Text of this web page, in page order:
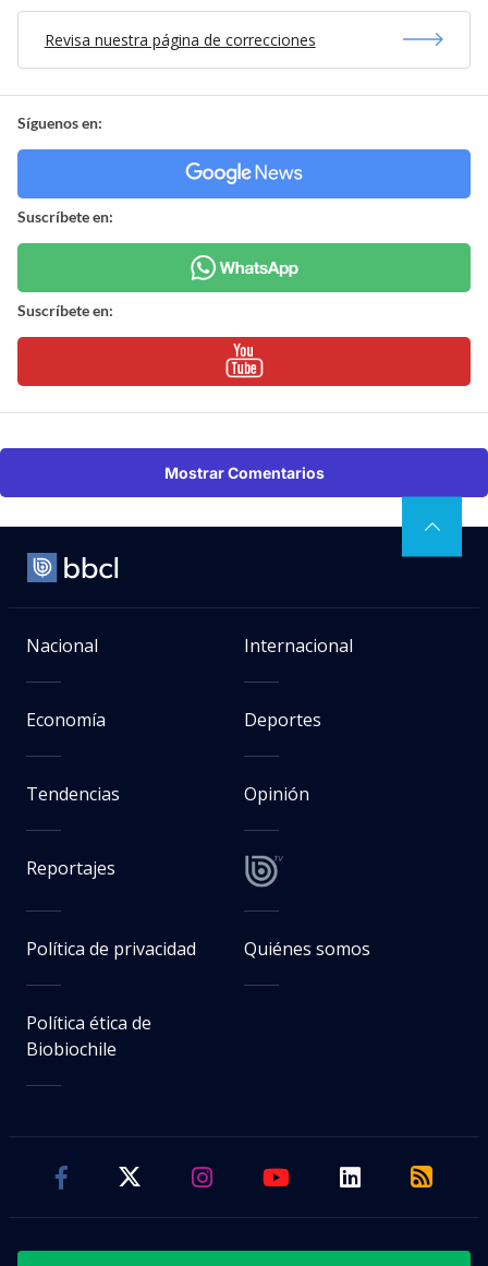
Revisa nuestra página de correcciones
Síguenos en:
Suscríbete en:
Suscríbete en:
Mostrar Comentarios
Nacional Internacional
Economía Deportes
Tendencias Opinión
Reportajes
Política de privacidad Quiénes somos
Política ética de
Biobiochile